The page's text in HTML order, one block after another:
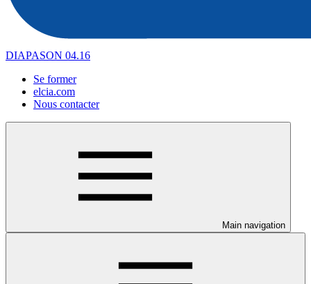
DIAPASON 04.16
Se former
elcia.com
Nous contacter
Main navigation